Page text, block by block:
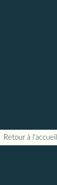
Retour à l'accueil